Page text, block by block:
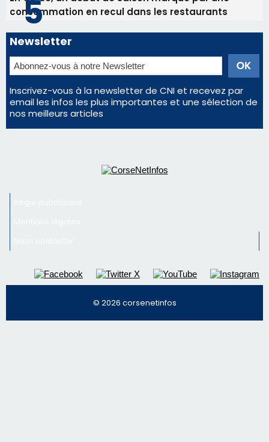
Pene in capu - Bastia : il n'y a plus de limites…
En Corse, un début de saison marqué par une
consommation en recul dans les restaurants
Newsletter
Inscrivez-vous à la newsletter de CNI et recevez par
email les infos les plus importantes et une sélection de
Nous contacter